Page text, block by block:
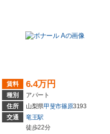
賃料 6.4万円
種別
アパート
住所
山梨県甲斐市篠原3193
交通
竜王駅
徒歩22分